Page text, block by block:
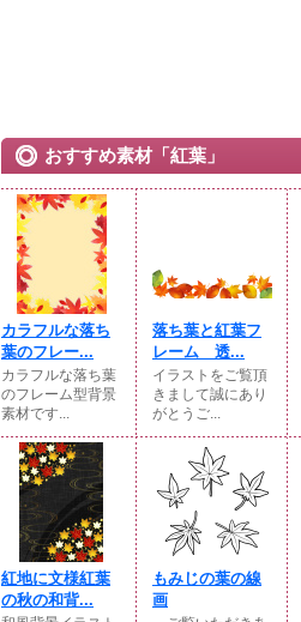
おすすめ素材「紅葉」
カラフルな落ち
葉のフレー...
カラフルな落ち葉
のフレーム型背景
素材です...
落ち葉と紅葉フ
レーム 透...
イラストをご覧頂
きまして誠にあり
がとうご...
紅地に文様紅葉
の秋の和背...
もみじの葉の線
画